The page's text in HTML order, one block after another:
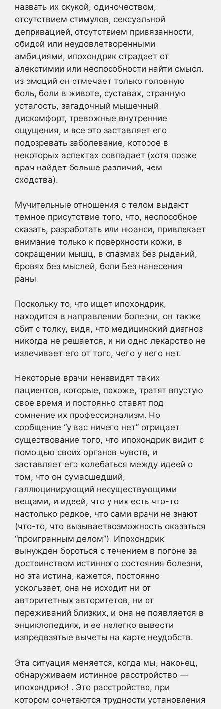
назвать их скукой, одиночеством,
отсутствием стимулов, сексуальной
депривацией, отсутствием привязанности,
обидой или неудовлетворенными
амбициями, ипохондрик страдает от
алекстимии или неспособности найти смысл.
из эмоций он отмечает только головную
боль, боли в животе, суставах, странную
усталость, загадочный мышечный
дискомфорт, тревожные внутренние
ощущения, и все это заставляет его
подозревать заболевание, которое в
некоторых аспектах совпадает (хотя позже
врач найдет больше различий, чем
сходства).
Мучительные отношения с телом выдают
темное присутствие того, что, неспособное
сказать, разработать или нюанси, привлекает
внимание только к поверхности кожи, в
сокращении мышц, в спазмах без рыданий,
бровях без мыслей, боли Без нанесения
раны.
Поскольку то, что ищет ипохондрик,
находится в направлении болезни, он также
сбит с толку, видя, что медицинский диагноз
никогда не решается, и ни одно лекарство не
излечивает его от того, чего у него нет.
Некоторые врачи ненавидят таких
пациентов, которые, похоже, тратят впустую
свое время и постоянно ставят под
сомнение их профессионализм. Но
сообщение “у вас ничего нет” отрицает
существование того, что ипохондрик видит с
помощью своих органов чувств, и
заставляет его колебаться между идеей о
том, что он сумасшедший,
галлюцинирующий несуществующими
вещами, и идеей, что у них есть что-то
настолько редкое, что сами врачи не знают
(что-то, что вызываетвозможность оказаться
“проигранным делом”). Ипохондрик
вынужден бороться с течением в погоне за
достоинством истинного состояния болезни,
но эта истина, кажется, постоянно
ускользает, она не исходит ни от
авторитетных авторитетов, ни от
переживаний близких, и она не появляется в
энциклопедиях, и ее нелегко вывести
изпредвзятые вычеты на карте неудобств.
Эта ситуация меняется, когда мы, наконец,
обнаруживаем истинное расстройство —
ипохондрию! . Это расстройство, при
котором сочетаются трудности установления